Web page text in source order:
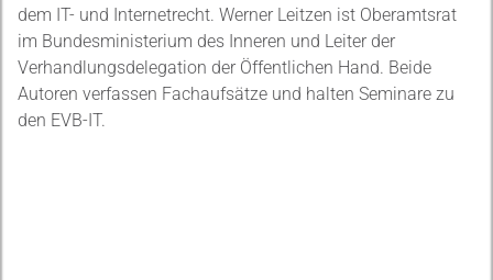
dem IT- und Internetrecht. Werner Leitzen ist Oberamtsrat
im Bundesministerium des Inneren und Leiter der
Verhandlungsdelegation der Öffentlichen Hand. Beide
Autoren verfassen Fachaufsätze und halten Seminare zu
den EVB-IT.